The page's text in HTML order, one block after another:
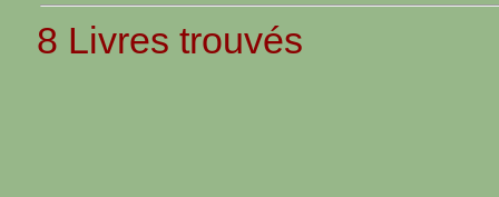
8 Livres trouvés